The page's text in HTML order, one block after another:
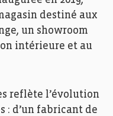
destiné aux
un showroom
intérieure et au
reflète l’évolution
: d’un fabricant de